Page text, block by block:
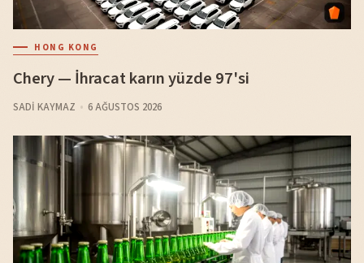
HONG KONG
Chery — İhracat karın yüzde 97'si
SADI KAYMAZ 6 AĞUSTOS 2026